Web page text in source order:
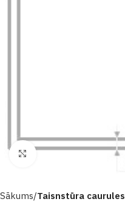
Click to enlarge
Sākums Taisnstūra caurules